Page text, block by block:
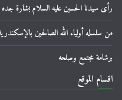
رأى سيدنا الحسين عليه السلام بشارة جده
من سلسله أولياء الله الصالحين
برشامة مجتمع وصلحه
اقسام الموقع